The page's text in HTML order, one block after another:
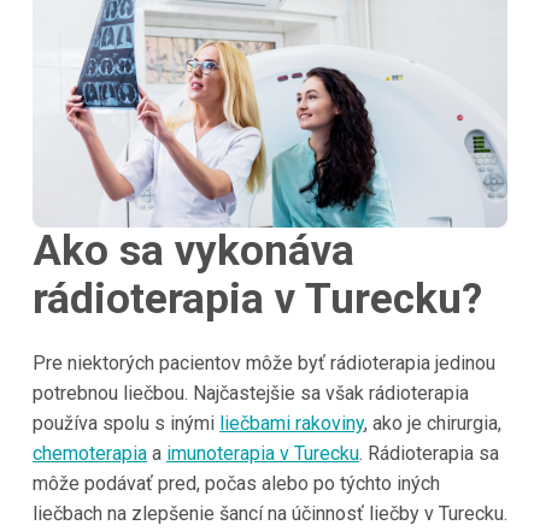
Ako sa vykonáva
rádioterapia v Turecku?
Pre niektorých pacientov môže byť rádioterapia jedinou
potrebnou liečbou. Najčastejšie sa však rádioterapia
používa spolu s inými liečbami rakoviny, ako je chirurgia,
chemoterapiaa imunoterapia v Turecku. Rádioterapia sa
môže podávať pred, počas alebo po týchto iných
liečbach na zlepšenie šancí na účinnosť liečby v Turecku.